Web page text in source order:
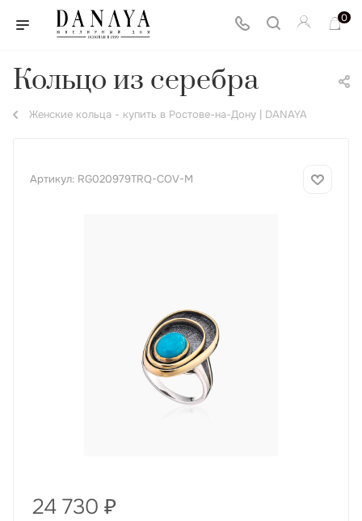
0
Кольцо из серебра
Женские кольца - купить в Ростове-на-Дону | DANAYA
Артикул: RG020979TRQ-COV-M
24 730 ₽